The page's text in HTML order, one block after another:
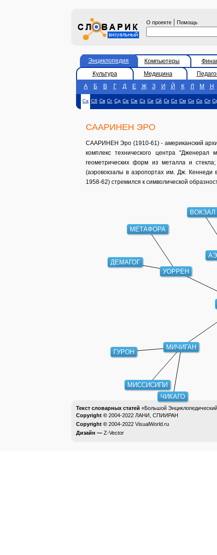
О проекте | Помощь
Энциклопедия Компьютеры
Культура
Медицина
А
Б В Г Д Е Ж З И Й К Л М Н
Са Сб Св Сг Сд Се Сж Сз Си Сй Ск Сл См Сн Со Сп
СААРИНЕН ЭРО
СААРИНЕН Эро (1910-61) - американский
комплекс технического центра
геометрических форм из металла и
(аэровокзалы в аэропортах им. Дж.
1958-62) стремился к символической
УОРРЕН
МИЧИГАН
ДЕМАГОГ
МЕТАФОРА
ВОКЗАЛ
ГУРОН
МИССИСИПИ
ЧИКАГО
Текст словарных статей «Большой
Copyright © 2004-2022 ЛАНИ, СПИИРАН
Copyright © 2004-2022 VisualWorld.ru
Дизайн — Z-Vector